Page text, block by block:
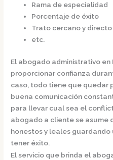
Rama de especialidad
Porcentaje de éxito
Trato cercano y directo
etc.
El abogado administrativo en
proporcionar confianza
caso, todo tiene que quedar
buena comunicación
para llevar cual sea el
abogado a cliente se asume
honestos y leales
tener éxito.
El servicio que brinda el